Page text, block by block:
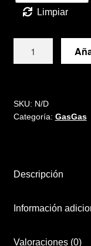
Limpiar
GasGas
EC
cantidad
SKU: N/D
Categoría: GasGas
Descripción
Información
Valoraciones (0)